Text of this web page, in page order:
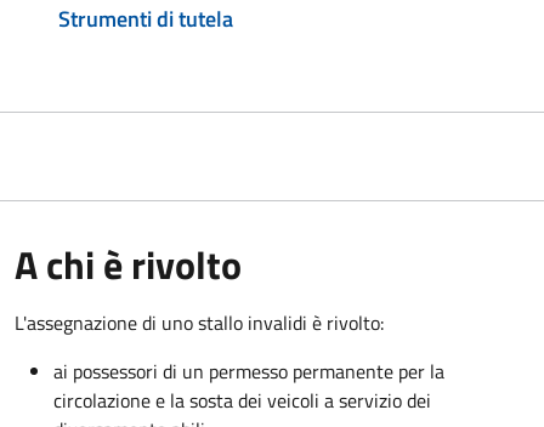
Strumenti di tutela
A chi è rivolto
L'assegnazione di uno stallo invalidi è rivolto:
ai possessori di un permesso permanente per la
circolazione e la sosta dei veicoli a servizio dei